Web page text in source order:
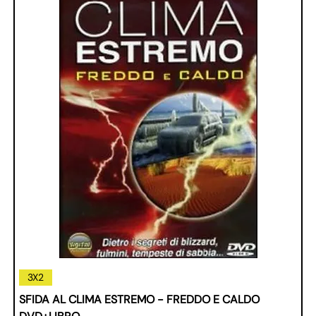
3X2
SFIDA AL CLIMA ESTREMO - FREDDO E CALDO